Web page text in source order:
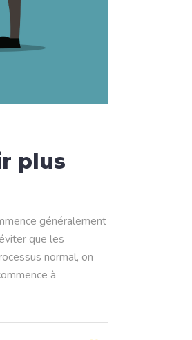
plus
généralement
que les
normal, on
à